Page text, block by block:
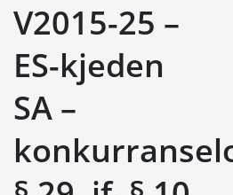
V2015-25 –
ES-kjeden
SA –